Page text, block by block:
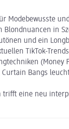
Modebewusste
in
und ein
TikTok-
(Money
Bangs
eine neu